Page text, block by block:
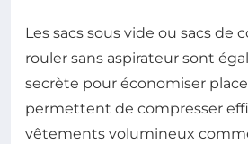
Les sacs sous vide ou sacs de
rouler sans aspirateur sont
secrète pour économiser place
permettent de compresser
vêtements volumineux